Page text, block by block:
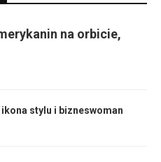
na orbicie,
stylu i bizneswoman